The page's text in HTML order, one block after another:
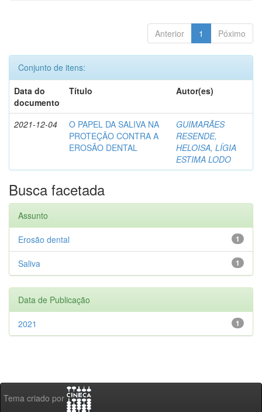
Anterior 1 Póximo
Conjunto de itens:
Data do
documento
Título Autor(es)
2021-12-04
O PAPEL DA SALIVA NA
PROTEÇÃO CONTRA A
EROSÃO DENTAL
GUIMARÃES
RESENDE,
HELOISA, LÍGIA
ESTIMA LODO
Busca facetada
Assunto
1
Erosão dental
1
Saliva
Data de Publicação
1
2021
Tema criado por